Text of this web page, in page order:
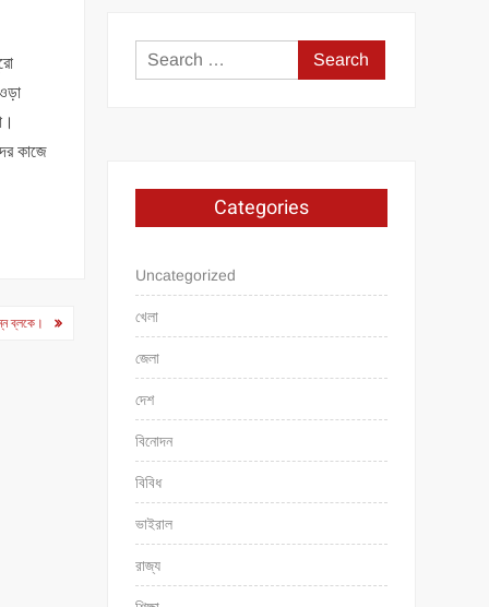
কাজে
ব্লকে।
Search
for:
Categories
Uncategorized
খেলা
জেলা
দেশ
বিনোদন
বিবিধ
ভাইরাল
রাজ্য